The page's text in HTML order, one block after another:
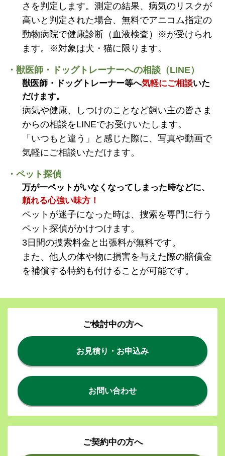
さを判定します。測定の結果、病気のリスクが
高いと判定された場合、無料でアニコム指定の
動物病院で健康診断（血液検査）※が受けられ
ます。※対象は犬・猫に限ります。
・獣医師・ドッグトレーナーへの相談（LINE）
獣医師・ドッグトレーナー等へ気軽にご相談いた
だけます。
病気や健康、しつけのことなど飼い主の皆さま
からの相談をLINEでお受けいたします。
「いつもと違う」と感じた際に、写真や動画で
気軽にご相談いただけます。
・ペット探偵
万が一ペットがいなくなってしまった時などに、
頼れる心強い味方！
ペットが迷子になった時は、捜索を専門に行う
ペット探偵がかけつけます。
3日間の捜索料金と出張料が無料です。
また、他人の体や物に損害を与えた際の賠償金
を補償する特約も付けることが可能です。
ご検討中の方へ
お見積り・お申込み
お問い合わせ
ご契約中の方へ